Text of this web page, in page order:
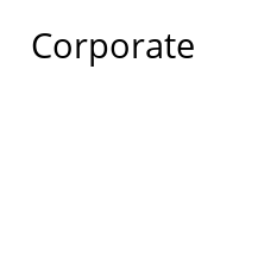
Corporate